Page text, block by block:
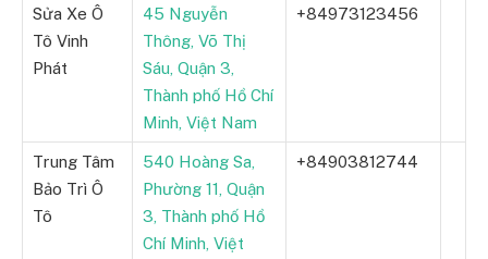
Sửa Xe Ô
Tô Vinh
Phát
45 Nguyễn
Thông, Võ Thị
Sáu, Quận 3,
Thành phố Hồ Chí
Minh, Việt Nam
+84973123456
Trung Tâm
Bảo Trì Ô
Tô
540 Hoàng Sa,
Phường 11, Quận
3, Thành phố Hồ
Chí Minh, Việt
+84903812744